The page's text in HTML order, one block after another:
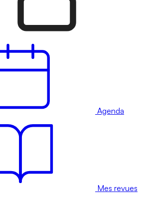
Agenda
Mes revues